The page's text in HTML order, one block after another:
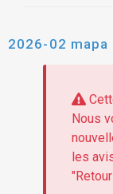
2026-02
Nous
les